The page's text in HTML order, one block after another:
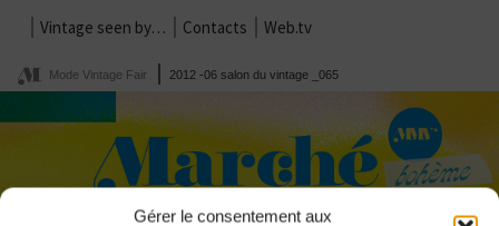
Gérer le consentement aux
Vintage seen by… Contacts Web.tv
Mode Vintage Fair 2012 -06 salon du vintage _065